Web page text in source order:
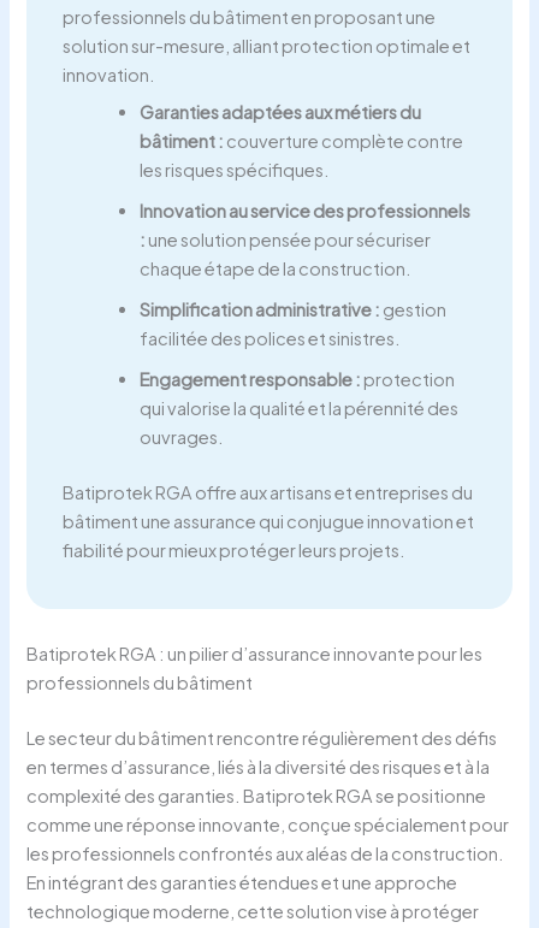
professionnels du bâtiment en proposant une
solution sur-mesure, alliant protection optimale et
innovation.
Garanties adaptées aux métiers du
bâtiment : couverture complète contre
les risques spécifiques.
Innovation au service des professionnels
: une solution pensée pour sécuriser
chaque étape de la construction.
Simplification administrative : gestion
facilitée des polices et sinistres.
Engagement responsable : protection
qui valorise la qualité et la pérennité des
ouvrages.
Batiprotek RGA offre aux artisans et entreprises du
bâtiment une assurance qui conjugue innovation et
fiabilité pour mieux protéger leurs projets.
Batiprotek RGA : un pilier d’assurance innovante pour les
professionnels du bâtiment
Le secteur du bâtiment rencontre régulièrement des défis
en termes d’assurance, liés à la diversité des risques et à la
complexité des garanties. Batiprotek RGA se positionne
comme une réponse innovante, conçue spécialement pour
les professionnels confrontés aux aléas de la construction.
En intégrant des garanties étendues et une approche
technologique moderne, cette solution vise à protéger